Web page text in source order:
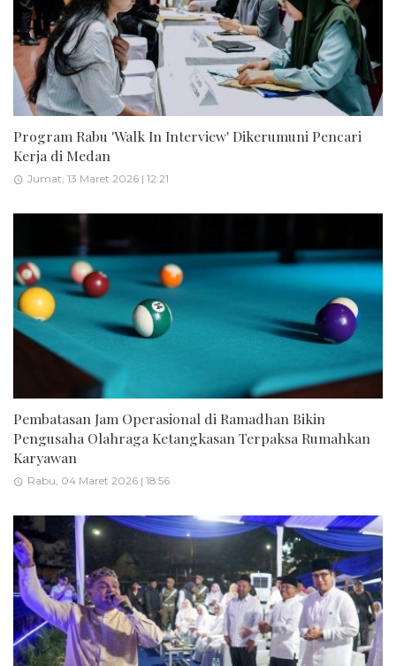
Program Rabu 'Walk In Interview' Dikerumuni Pencari
Kerja di Medan
Jumat, 13 Maret 2026 | 12:21
Pembatasan Jam Operasional di Ramadhan Bikin
Pengusaha Olahraga Ketangkasan Terpaksa Rumahkan
Karyawan
Rabu, 04 Maret 2026 | 18:56